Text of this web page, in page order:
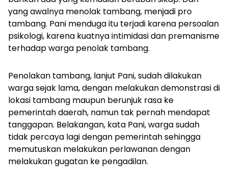
yang awalnya menolak tambang, menjadi pro
tambang. Pani menduga itu terjadi karena persoalan
psikologi, karena kuatnya intimidasi dan premanisme
terhadap warga penolak tambang.
Penolakan tambang, lanjut Pani, sudah dilakukan
warga sejak lama, dengan melakukan demonstrasi di
lokasi tambang maupun berunjuk rasa ke
pemerintah daerah, namun tak pernah mendapat
tanggapan. Belakangan, kata Pani, warga sudah
tidak percaya lagi dengan pemerintah sehingga
memutuskan melakukan perlawanan dengan
melakukan gugatan ke pengadilan.